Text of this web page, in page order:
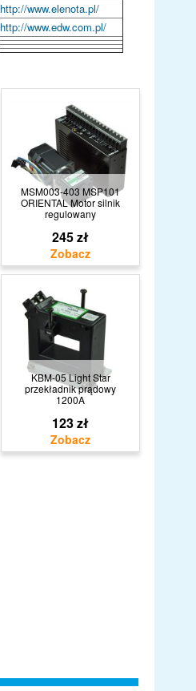
http://www.elenota.pl/
http://www.edw.com.pl/
MSM003-403 MSP101
ORIENTAL Motor silnik
regulowany
245 zł
KBM-05 Light Star
przekładnik prądowy
1200A
123 zł